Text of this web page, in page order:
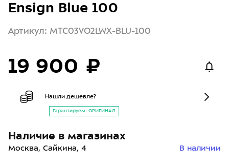
Ensign Blue 100
Артикул: MTC03VO2LWX-BLU-100
19 900 ₽
Нашли дешевле?
Гарантируем: ОРИГИНАЛ
Наличие в магазинах
Москва, Сайкина, 4 В наличии